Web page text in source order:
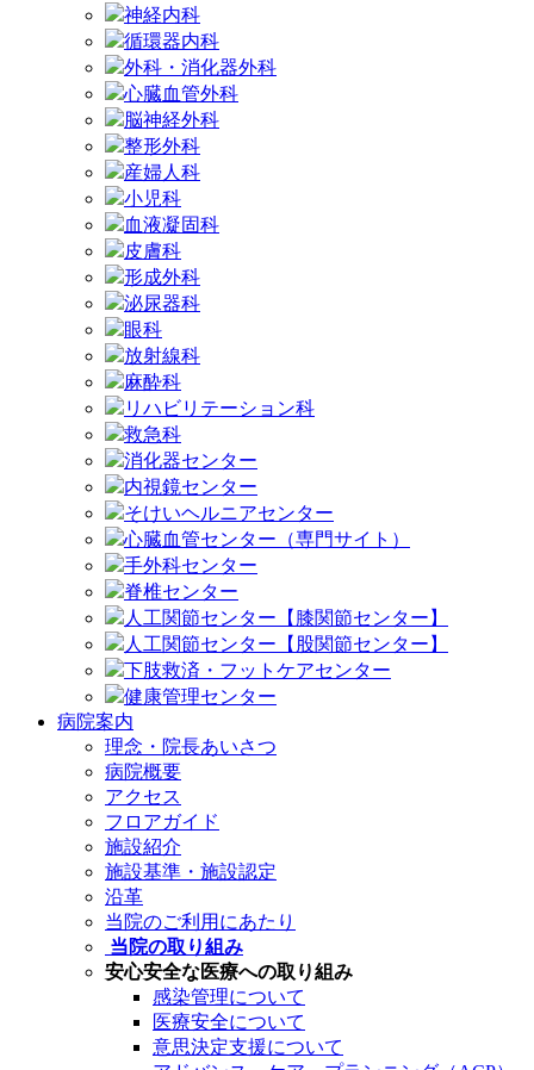
神経内科
循環器内科
外科・消化器外科
心臓血管外科
脳神経外科
整形外科
産婦人科
小児科
血液凝固科
皮膚科
形成外科
泌尿器科
眼科
放射線科
麻酔科
リハビリテーション科
救急科
消化器センター
内視鏡センター
そけいヘルニアセンター
心臓血管センター（専門サイト）
手外科センター
脊椎センター
人工関節センター【膝関節センター】
人工関節センター【股関節センター】
下肢救済・フットケアセンター
健康管理センター
病院案内
理念・院長あいさつ
病院概要
アクセス
フロアガイド
施設紹介
施設基準・施設認定
沿革
当院のご利用にあたり
当院の取り組み
安心安全な医療への取り組み
感染管理について
医療安全について
意思決定支援について